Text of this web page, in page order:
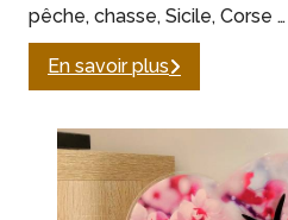
pêche, chasse, Sicile, Corse …
En savoir plus